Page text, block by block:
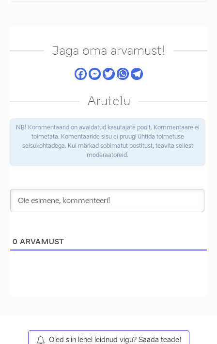
Jaga oma arvamust!
Arutelu
NB! Kommentaarid on avaldatud kasutajate poolt. Kommentaare ei
toimetata. Komentaaride sisu ei pruugi ühtida toimetuse
seisukohtadega. Kui märkad sobimatut postitust, teavita sellest
moderaatoreid.
0 ARVAMUST
Oled siin lehel leidnud vigu? Saada teade!